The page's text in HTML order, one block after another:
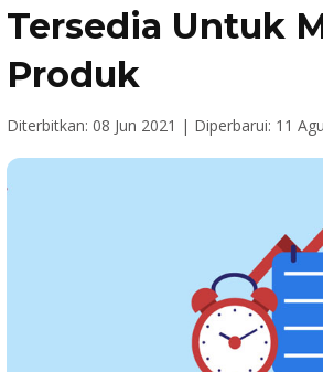
Tersedia Untuk
Produk
Diterbitkan: 08 Jun 2021 | Diperbarui: 11